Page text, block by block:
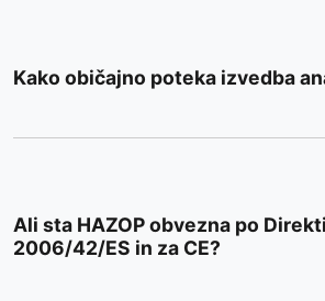
Kako običajno poteka izvedba
Ali sta HAZOP obvezna po
2006/42/ES in za CE?